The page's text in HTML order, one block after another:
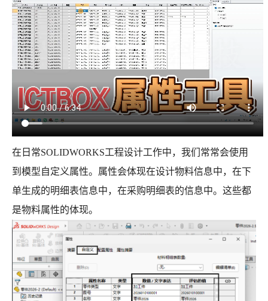
在日常SOLIDWORKS工程设计工作中，我们常常会使用
到模型自定义属性。属性会体现在设计物料信息中，在下
单生成的明细表信息中，在采购明细表的信息中。这些都
是物料属性的体现。